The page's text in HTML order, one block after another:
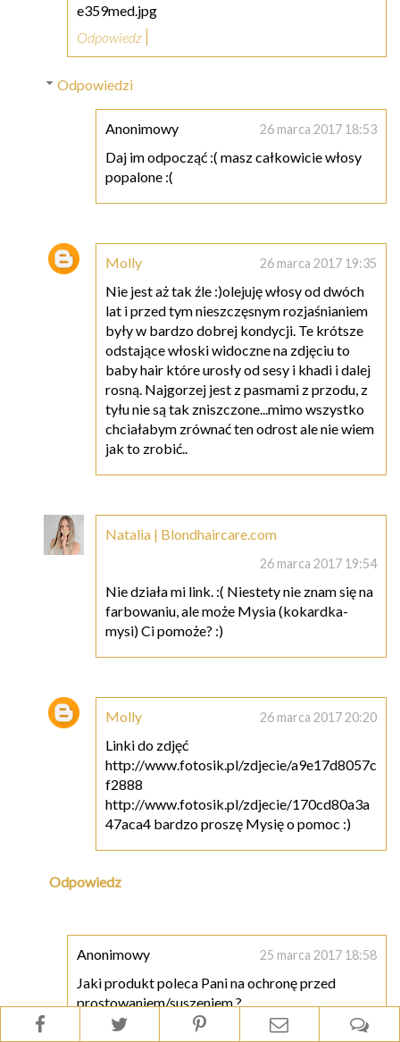
e359med.jpg
Odpowiedz
Odpowiedzi
Anonimowy 26 marca 2017 18:53
Daj im odpocząć :( masz całkowicie włosy
popalone :(
Molly 26 marca 2017 19:35
Nie jest aż tak źle :)olejuję włosy od dwóch
lat i przed tym nieszczęsnym rozjaśnianiem
były w bardzo dobrej kondycji. Te krótsze
odstające włoski widoczne na zdjęciu to
baby hair które urosły od sesy i khadi i dalej
rosną. Najgorzej jest z pasmami z przodu, z
tyłu nie są tak zniszczone...mimo wszystko
chciałabym zrównać ten odrost ale nie wiem
jak to zrobić..
Natalia | Blondhaircare.com
26 marca 2017 19:54
Nie działa mi link. :( Niestety nie znam się na
farbowaniu, ale może Mysia (kokardka-
mysi) Ci pomoże? :)
Molly 26 marca 2017 20:20
Linki do zdjęć
http://www.fotosik.pl/zdjecie/a9e17d8057c
f2888
http://www.fotosik.pl/zdjecie/170cd80a3a
47aca4 bardzo proszę Mysię o pomoc :)
Odpowiedz
Anonimowy 25 marca 2017 18:58
Jaki produkt poleca Pani na ochronę przed
prostowaniem/suszeniem ?
Pozdrawiam